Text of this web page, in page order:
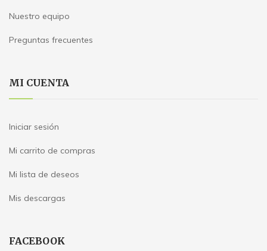
Nuestro equipo
Preguntas frecuentes
MI CUENTA
Iniciar sesión
Mi carrito de compras
Mi lista de deseos
Mis descargas
FACEBOOK